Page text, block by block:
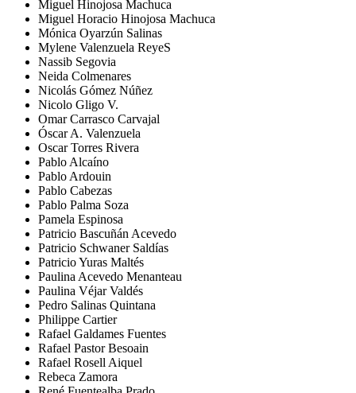
Miguel Hinojosa Machuca
Miguel Horacio Hinojosa Machuca
Mónica Oyarzún Salinas
Mylene Valenzuela ReyeS
Nassib Segovia
Neida Colmenares
Nicolás Gómez Núñez
Nicolo Gligo V.
Omar Carrasco Carvajal
Óscar A. Valenzuela
Oscar Torres Rivera
Pablo Alcaíno
Pablo Ardouin
Pablo Cabezas
Pablo Palma Soza
Pamela Espinosa
Patricio Bascuñán Acevedo
Patricio Schwaner Saldías
Patricio Yuras Maltés
Paulina Acevedo Menanteau
Paulina Véjar Valdés
Pedro Salinas Quintana
Philippe Cartier
Rafael Galdames Fuentes
Rafael Pastor Besoain
Rafael Rosell Aiquel
Rebeca Zamora